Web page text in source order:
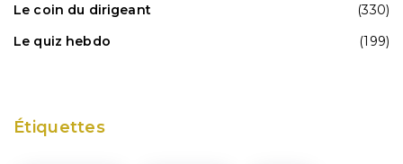
Le coin du dirigeant
(330)
Le quiz hebdo
(199)
Étiquettes